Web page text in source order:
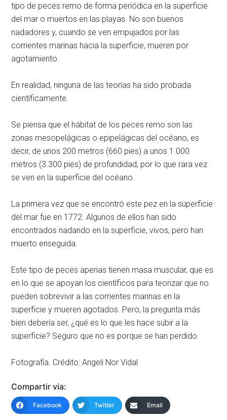
tipo de peces remo de forma periódica en la superficie
del mar o muertos en las playas. No son buenos
nadadores y, cuando se ven empujados por las
corrientes marinas hacia la superficie, mueren por
agotamiento.
En realidad, ninguna de las teorías ha sido probada
científicamente.
Se piensa que el hábitat de los peces remo son las
zonas mesopelágicas o epipelágicas del océano, es
decir, de unos 200 metros (660 pies) a unos 1.000
metros (3.300 pies) de profundidad, por lo que rara vez
se ven en la superficie del océano.
La primera vez que se encontró este pez en la superficie
del mar fue en 1772. Algunos de ellos han sido
encontrados nadando en la superficie, vivos, pero han
muerto enseguida.
Este tipo de peces apenas tienen masa muscular, que es
en lo que se apoyan los científicos para teorizar que no
pueden sobrevivir a las corrientes marinas en la
superficie y mueren agotados. Pero, la pregunta más
bien debería ser, ¿qué es lo que les hace subir a la
superficie? Seguro que no es porque se han perdido.
Fotografía. Crédito: Angeli Nor Vidal
Compartir via:
Facebook Twitter Email